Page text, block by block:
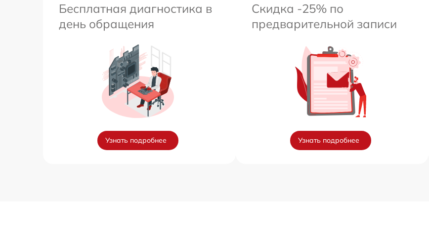
Бесплатная диагностика в
день обращения
Узнать подробнее
Скидка -25% по
предварительной записи
Узнать подробнее